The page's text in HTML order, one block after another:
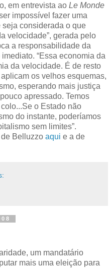
em entrevista ao Le Monde
impossível fazer uma
considerada o que
velocidade”, gerada pelo
a responsabilidade da
“Essa economia da
da velocidade. É de resto
os velhos esquemas,
esperando mais justiça
apressado. Temos
o Estado não
do instante, poderíamos
sem limites”.
Belluzzo aqui e a de
um mandatário
mais uma eleição para